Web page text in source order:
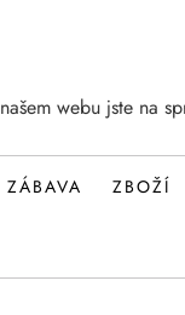
webu jste na
ZÁBAVA ZBOŽÍ